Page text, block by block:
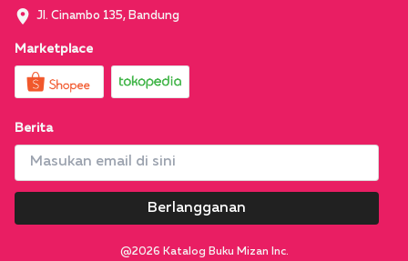
Jl. Cinambo 135, Bandung
Marketplace
Berita
Berlangganan
@2026 Katalog Buku Mizan Inc.